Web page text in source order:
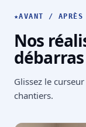
★AVANT / APRÈS
Nos
Glissez le
chantiers.